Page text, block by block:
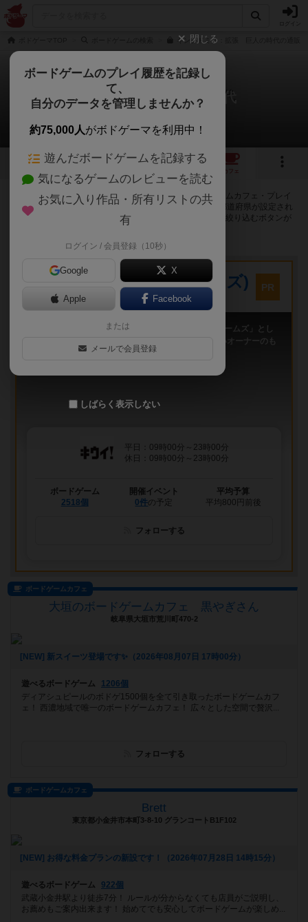
キングドミノ：拡張 巨人の時代の通販/
キングドミノ：巨人の時代
37店のカフェ/スペースが提供中
4 4
カフェ
キングドミノ：巨人の時代で遊ぶことができるボードゲームカフェ・プレイ
スペースが37店登録されています。公開プロフィールの都道府県が設定され
たアカウントでログインすると、同じ都道府県内の店舗に絞り込むボタンが
キウイ！(旧:キウイゲームズ)
大阪府大阪市中央区森ノ宮中央2-8-2 永田中央ビル2階
PR
「キウイ！」は、2011年9月大阪日本橋で「キウイゲームズ」とし
てスタートしたボードゲームカフェです。 今は新しいオーナーのも
平日：09時00分～23時00分
休日：09時00分～23時00分
ボードゲーム
2518個
開催イベント
0件の予定
平均予算
平均800円前後
フォローする
ボードゲームカフェ
大垣のボードゲームカフェ 黒やぎさん
岐阜県大垣市荒川町470-2
[NEW] 新スイーツ登場です✨️（2026年08月07日 17時00分）
遊べるボードゲーム
1206個
ディアシュピールのボドゲ1500個を全て引き取ったボードゲームカフ
ェ！ 西濃地域で唯一のボードゲームカフェ！ 広々とした空間で贅沢...
フォローする
ボードゲームカフェ
Brett
東京都小金井市本町3-8-10 グランコートB1F102
[NEW] お得な料金プランの新設です！（2026年07月28日 14時15分）
遊べるボードゲーム
922個
武蔵小金井駅より徒歩7分！ ルールが分からなくても店員がご説明し、
お薦めもご案内出来ます！ 始めてでも安心してボードゲームが楽しめ...
閉じる
ボードゲームのプレイ履歴を記録し
て、
自分のデータを管理しませんか？
約75,000人がボドゲーマを利用中！
遊んだボードゲームを記録する
気になるゲームのレビューを読む
お気に入り作品・所有リストの共
有
ログイン / 会員登録（10秒）
Google X
Apple Facebook
または
メールで会員登録
しばらく表示しない